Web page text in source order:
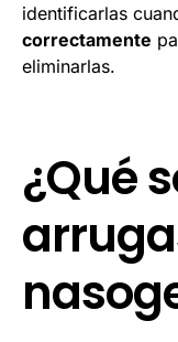
identificarlas
correctamente
eliminarlas.
¿Qué